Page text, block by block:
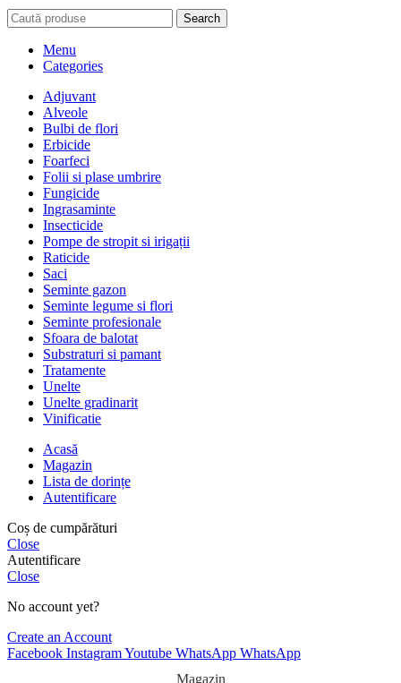
Search
Menu
Categories
Adjuvant
Alveole
Bulbi de flori
Erbicide
Foarfeci
Folii si plase umbrire
Fungicide
Ingrasaminte
Insecticide
Pompe de stropit si irigații
Raticide
Saci
Seminte gazon
Seminte legume si flori
Seminte profesionale
Sfoara de balotat
Substraturi si pamant
Tratamente
Unelte
Unelte gradinarit
Vinificatie
Acasă
Magazin
Lista de dorințe
Autentificare
Coș de cumpărături
Close
Autentificare
Close
No account yet?
Create an Account
Facebook InstagramYoutube WhatsApp WhatsApp
Magazin